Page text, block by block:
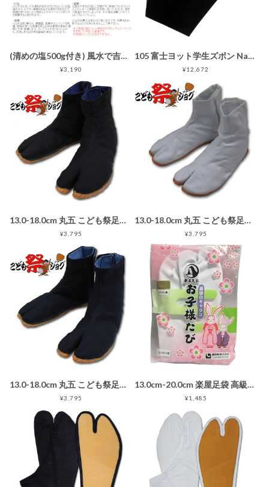
(清めの塩500g付き) 風水で吉とされる八角形 八角盛り塩セット(八角素焼き皿5枚＋盛塩固め器＋笏型へラ) レギュラーサイズ
¥3,190
105 富士ヨット学生ズボン NanoWave(ナノウェイブ) ノータックスラックス GTNP170B 105 黒 ブラック 丸洗い可 明石スクールユニフォームカンパニー
¥12,672
13.0-18.0cm 丸五 こども祭足袋ジョグ 黒 マジックテープ止め子供用地下足袋
¥3,795
13.0-18.0cm 丸五 こども祭足袋ジョグ 白 マジックテープ止め子供用地下足袋
¥3,795
13.0-18.0cm 丸五 こども祭足袋ジョグ 藍 マジックテープ止め子供用地下足袋
¥3,795
13.0cm-20.0cm 楽屋足袋 高級白キャラコお子様たび 白 4枚こはぜ(小さいサイズは3枚こはぜ) サラシ裏 ホワイト
¥1,485